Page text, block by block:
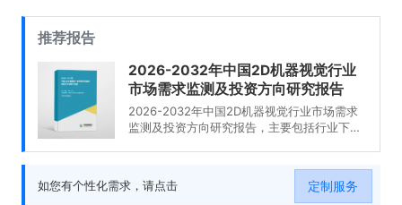
推荐报告
2026-2032年中国2D机器视觉行业
市场需求监测及投资方向研究报告
2026-2032年中国2D机器视觉行业市场需求
监测及投资方向研究报告，主要包括行业下游
如您有个性化需求，请点击
定制服务